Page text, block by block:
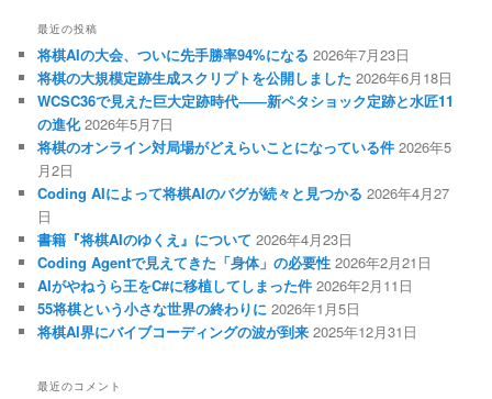
最近の投稿
将棋AIの大会、ついに先手勝率94%になる 2026年7月23日
将棋の大規模定跡生成スクリプトを公開しました 2026年6月18日
WCSC36で見えた巨大定跡時代――新ペタショック定跡と水匠11
の進化 2026年5月7日
将棋のオンライン対局場がどえらいことになっている件 2026年5
月2日
Coding AIによって将棋AIのバグが続々と見つかる 2026年4月27
日
書籍『将棋AIのゆくえ』について 2026年4月23日
Coding Agentで見えてきた「身体」の必要性 2026年2月21日
AIがやねうら王をC#に移植してしまった件 2026年2月11日
55将棋という小さな世界の終わりに 2026年1月5日
将棋AI界にバイブコーディングの波が到来 2025年12月31日
最近のコメント